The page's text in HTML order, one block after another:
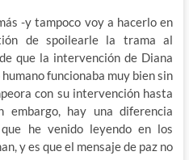
-y tampoco voy a hacerlo en
de spoilearle la trama al
que la intervención de Diana
funcionaba muy bien sin
con su intervención hasta
hay una diferencia
he venido leyendo en los
y es que el mensaje de paz no